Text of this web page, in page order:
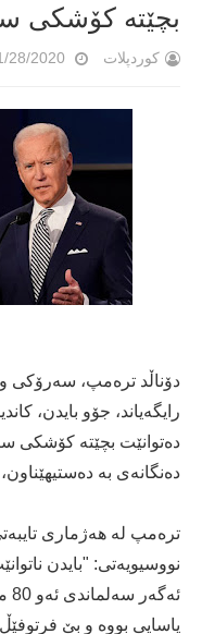
بچێتە کۆشکی
کوردپلات 11/28/2020
دۆناڵد تره‌مپ، سه‌رۆكی
رایگه‌یاند، جۆو بایدن،
ده‌توانێت بچێته‌ كۆشكی
ده‌نگانه‌ی به‌
تره‌مپ له‌ هه‌ژماری
نووسیویه‌تی: "بایدن
یاسایی بووه‌ و بێ